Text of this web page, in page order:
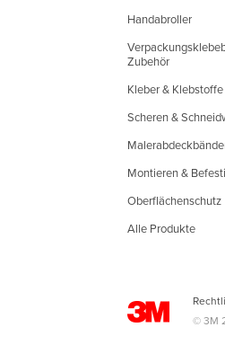
Handabroller
Zubehör
Kleber & Klebstoffe
Scheren &
Montieren &
Oberflächenschutz
Alle Produkte
© 3M